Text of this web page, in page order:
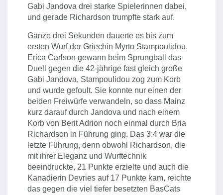
Gabi Jandova drei starke Spielerinnen dabei,
und gerade Richardson trumpfte stark auf.
Ganze drei Sekunden dauerte es bis zum
ersten Wurf der Griechin Myrto Stampoulidou.
Erica Carlson gewann beim Sprungball das
Duell gegen die 42-jährige fast gleich große
Gabi Jandova, Stampoulidou zog zum Korb
und wurde gefoult. Sie konnte nur einen der
beiden Freiwürfe verwandeln, so dass Mainz
kurz darauf durch Jandova und nach einem
Korb von Berit Adrion noch einmal durch Bria
Richardson in Führung ging. Das 3:4 war die
letzte Führung, denn obwohl Richardson, die
mit ihrer Eleganz und Wurftechnik
beeindruckte, 21 Punkte erzielte und auch die
Kanadierin Devries auf 17 Punkte kam, reichte
das gegen die viel tiefer besetzten BasCats